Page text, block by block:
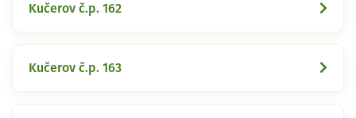
Kučerov č.p. 162
Kučerov č.p. 163